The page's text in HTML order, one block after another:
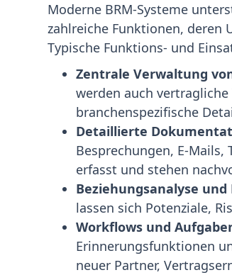
Moderne BRM-Systeme
zahlreiche Funktionen, deren
Typische Funktions- und
Zentrale Verwaltung
werden auch
branchenspezifische
Detaillierte
Besprechungen, E-
erfasst und stehen
Beziehungsanalyse
lassen sich Potenziale,
Workflows und
Erinnerungsfunktionen
neuer Partner,